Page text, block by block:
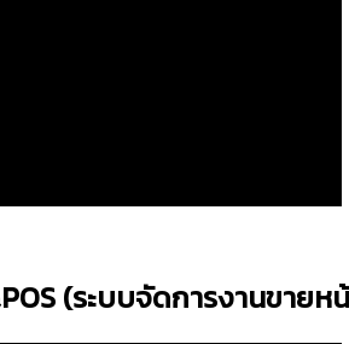
(ระบบจัดการงานขาย